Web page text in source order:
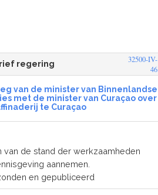
regering
32500-IV-
46
van de minister van Binnenlandse
met de minister van Curaçao over
te Curaçao
van de stand der werkzaamheden
aannemen.
en gepubliceerd